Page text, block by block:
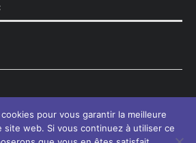
pour vous garantir la meilleure
site web. Si vous continuez à utiliser ce